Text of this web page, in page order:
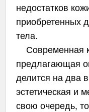
недостатков
приобретенных
тела.
Современная
предлагающая
делится на два
эстетическая и
свою очередь,